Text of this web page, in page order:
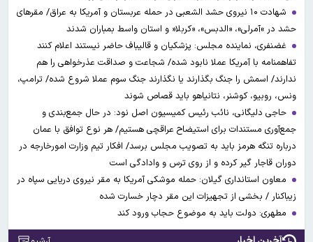
شهادت ۱۰ نیروی حشد الشعبی در حمله عربستان و آمریکا به عراق/ مقرهای
حشد در »آمرلی»، «الدبس»، «کربلا« و استان واسط بمباران شدند
غضنفری، نماینده مجلس: پزشکیان و قالیباف حاضر نیستند اعلام کنند
تفاهمنامه با آمریکا عملا نابود شده/ شجاعت و صداقت عذرخواهی را هم
ندارند/ اسمش را جنگ بگذارند یا نگذارند جنگ سوم عملا شروع شده/ ترامپ،
ونس، روبیو، کوشنر، نتانیاهو باید قصاص شوند
حاجی دلیگانی، نائب رئیس کمیسیون اصل نود: در حال جمع‌بندی و
جمع‌آوری مستندات برای استیضاح عراقچی هستیم/ هر نوع توافق با عمان
درباره تنگه هرمز باید به تصویب مجلس برسد/ افکار تیم وزارت امورخارجه در
دوران قاجار گیر کرده و از روی ترس و وادادگی است
معاون استانداری گیلان: حمله موشکی آمریکا به مقر نیروی دریایی سپاه در
زیباکنار / بخشی از تجهیزات این مقر دچار خسارت شده
مطهری: دولت باید به موضوع حجاب ورود کند